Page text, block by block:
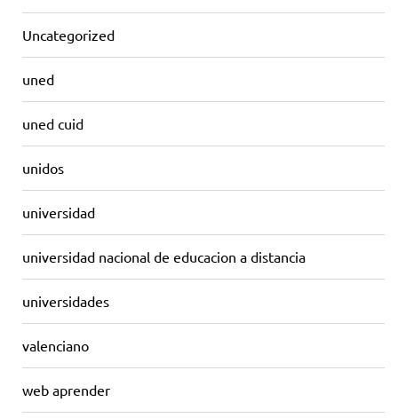
Uncategorized
uned
uned cuid
unidos
universidad
universidad nacional de educacion a distancia
universidades
valenciano
web aprender